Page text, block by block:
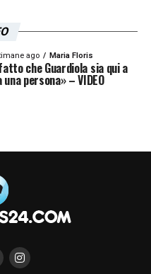
ago Maria Floris
che Guardiola sia qui a
persona» – VIDEO